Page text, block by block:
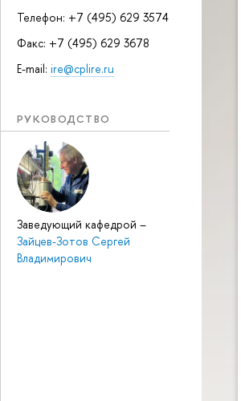
Телефон: +7 (495) 629 3574
Факс: +7 (495) 629 3678
E-mail: ire@cplire.ru
РУКОВОДСТВО
Заведующий кафедрой –
Зайцев-Зотов Сергей
Владимирович